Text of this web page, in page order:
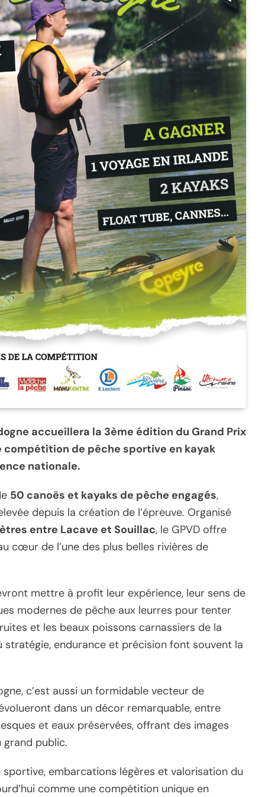
accueillera la 3ème édition du Grand Prix
compétition de pêche sportive en kayak
nationale.
50 canoës et kayaks de pêche engagés,
depuis la création de l’épreuve. Organisé
entre Lacave et Souillac, le GPVD offre
cœur de l’une des plus belles rivières de
mettre à profit leur expérience, leur sens de
modernes de pêche aux leurres pour tenter
et les beaux poissons carnassiers de la
endurance et précision font souvent la
c’est aussi un formidable vecteur de
dans un décor remarquable, entre
et eaux préservées, offrant des images
grand public.
embarcations légères et valorisation du
comme une compétition unique en